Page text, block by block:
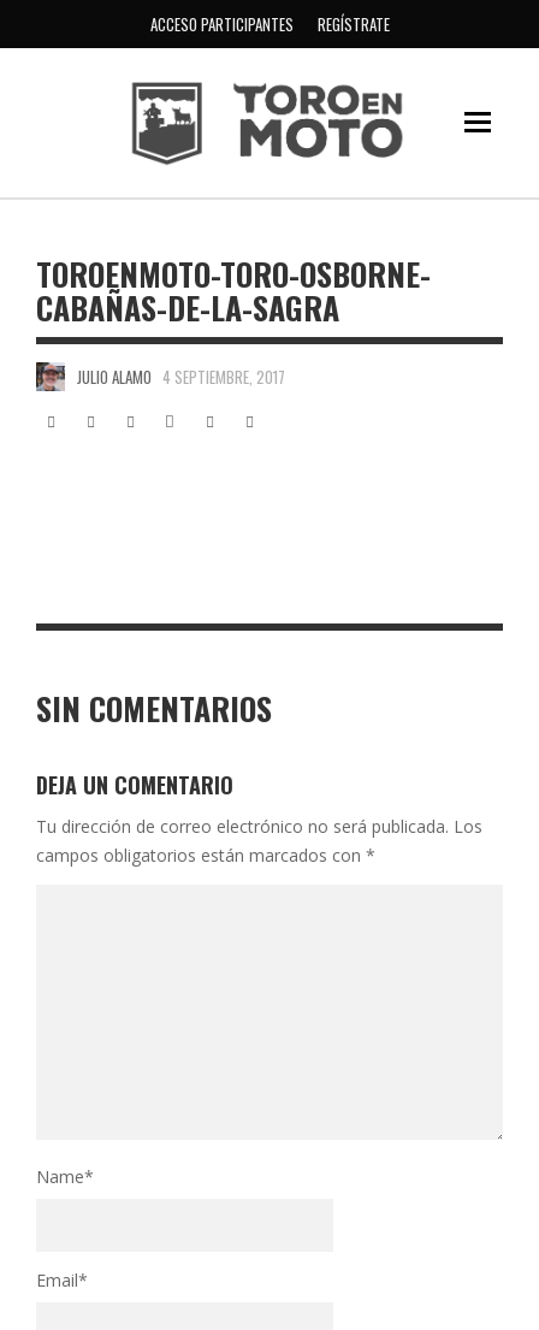
ACCESO PARTICIPANTES REGÍSTRATE
TOROENMOTO-TORO-OSBORNE-
CABAÑAS-DE-LA-SAGRA
JULIO ALAMO 4 SEPTIEMBRE, 2017
SIN COMENTARIOS
DEJA UN COMENTARIO
Tu dirección de correo electrónico no será publicada. Los
campos obligatorios están marcados con *
Name*
Email*